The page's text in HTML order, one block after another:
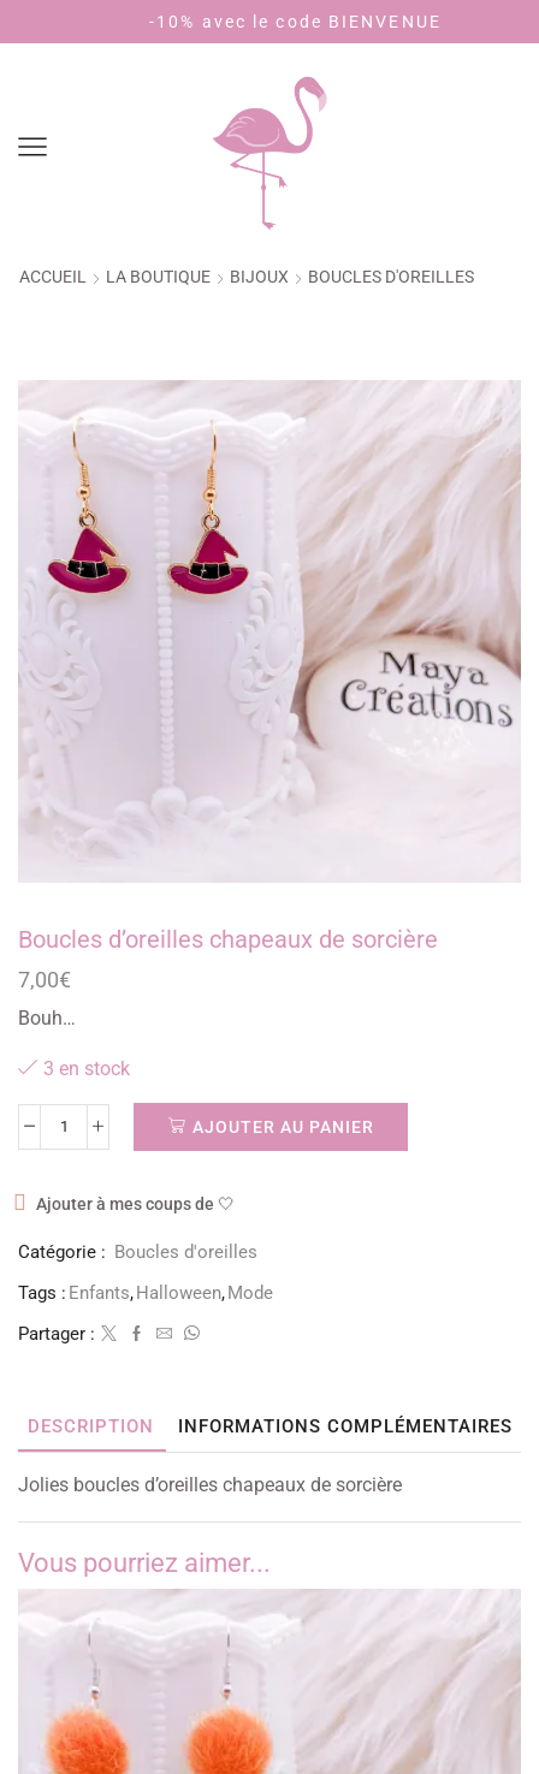
-10% avec le code BIENVENUE
ACCUEIL LA BOUTIQUE BIJOUX BOUCLES D'OREILLES
Boucles d’oreilles chapeaux de sorcière
7,00€
Bouh…
3 en stock
AJOUTER AU PANIER
Ajouter à mes coups de 🤍
Catégorie : Boucles d'oreilles
Tags : Enfants,Halloween,Mode
Partager :
DESCRIPTION INFORMATIONS COMPLÉMENTAIRES
Jolies boucles d’oreilles chapeaux de sorcière
Vous pourriez aimer...